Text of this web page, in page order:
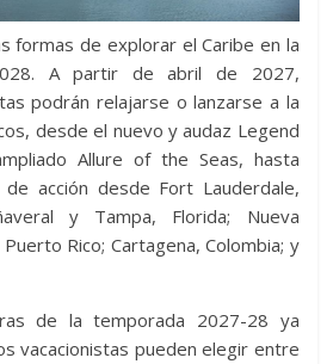
formas de explorar el Caribe en la
A partir de abril de 2027,
podrán relajarse o lanzarse a la
desde el nuevo y audaz Legend
Allure of the Seas, hasta
acción desde Fort Lauderdale,
y Tampa, Florida; Nueva
Puerto Rico; Cartagena, Colombia; y
de la temporada 2027-28 ya
vacacionistas pueden elegir entre